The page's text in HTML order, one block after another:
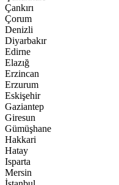
Çankırı
Çorum
Denizli
Diyarbakır
Edirne
Elazığ
Erzincan
Erzurum
Eskişehir
Gaziantep
Giresun
Gümüşhane
Hakkari
Hatay
Isparta
Mersin